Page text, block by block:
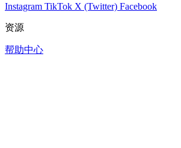
Instagram TikTok X (Twitter) Facebook
资源
帮助中心